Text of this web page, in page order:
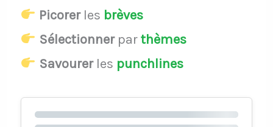
Picorerles brèves
Sélectionnerparthèmes
Savourerles punchlines